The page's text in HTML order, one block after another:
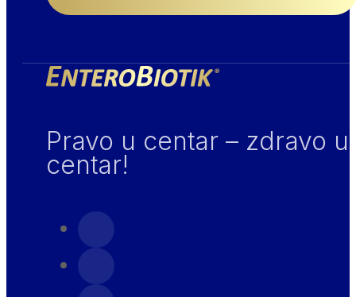
Pravo u centar – zdravo u
centar!